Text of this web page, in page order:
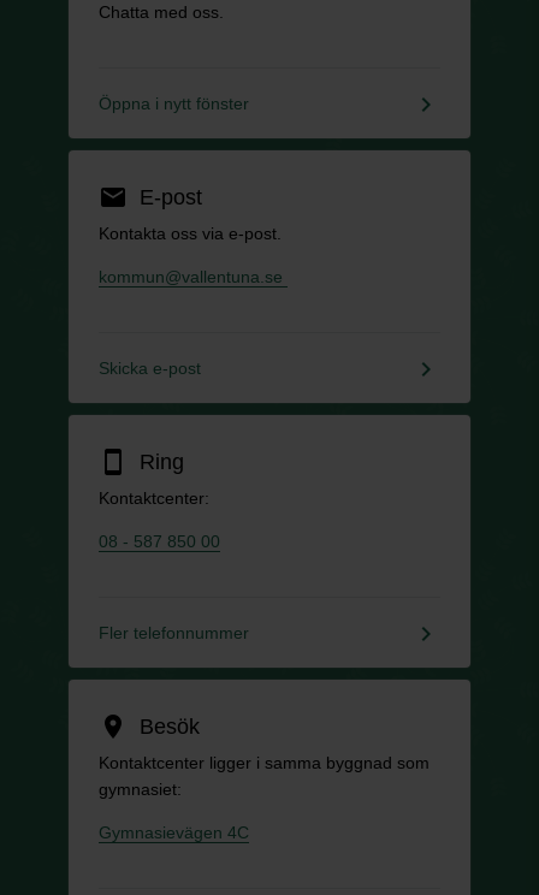
Chatta med oss.
Öppna i nytt fönster keyboard_arrow_right
email E-post
Kontakta oss via e-post.
kommun@vallentuna.se
Skicka e-post keyboard_arrow_right
smartphone Ring
Kontaktcenter:
08 - 587 850 00
Fler telefonnummer keyboard_arrow_right
location_on Besök
Kontaktcenter ligger i samma byggnad som
gymnasiet:
Gymnasievägen 4C